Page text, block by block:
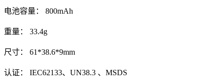
电池容量： 800mAh
重量： 33.4g
尺寸： 61*38.6*9mm
认证： IEC62133、UN38.3 、MSDS